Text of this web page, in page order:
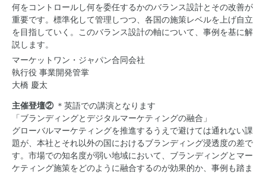
何をコントロールし何を委任するかのバランス設計とその改善が
重要です。標準化して管理しつつ、各国の施策レベルを上げ自立
を目指していく。このバランス設計の軸について、事例を基に解
説します。
マーケットワン・ジャパン合同会社
執行役 事業開発管掌
大橋 慶太
主催登壇② ＊英語での講演となります
「ブランディングとデジタルマーケティングの融合」
グローバルマーケティングを推進するうえで避けては通れない課
題が、本社とそれ以外の国におけるブランディング浸透度の差で
す。市場での知名度が弱い地域において、ブランディングとマー
ケティング施策をどのように融合するのが効果的か、事例も踏ま